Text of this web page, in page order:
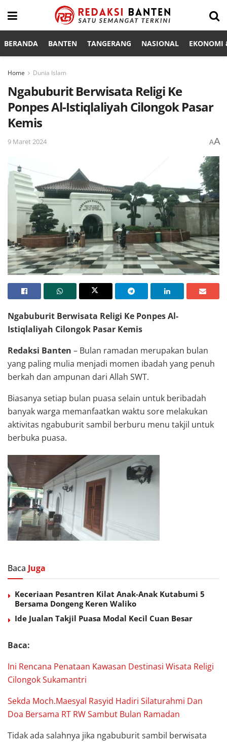
BERANDA BANTEN TANGERANG NASIONAL EKONOMI
Home Dunia Islam
Ngabuburit Berwisata Religi Ke
Ponpes Al-Istiqlaliyah Cilongok Pasar
Kemis
9 Maret 2024 AA
Ngabuburit Berwisata Religi Ke Ponpes Al-
Istiqlaliyah Cilongok Pasar Kemis
Redaksi Banten – Bulan ramadan merupakan bulan
yang paling mulia menjadi momen ibadah yang penuh
berkah dan ampunan dari Allah SWT.
Biasanya setiap bulan puasa selain untuk beribadah
banyak warga memanfaatkan waktu sore melakukan
aktivitas ngabuburit sambil berburu menu takjil untuk
berbuka puasa.
Baca Juga
Keceriaan Pesantren Kilat Anak-Anak Kutabumi 5
Bersama Dongeng Keren Waliko
Ide Jualan Takjil Puasa Modal Kecil Cuan Besar
Baca:
Ini Rencana Penataan Kawasan Destinasi Wisata Religi
Cilongok Sukamantri
Sekda Moch.Maesyal Rasyid Hadiri Silaturahmi Dan
Doa Bersama RT RW Sambut Bulan Ramadan
Tidak ada salahnya jika ngabuburit sambil berwisata